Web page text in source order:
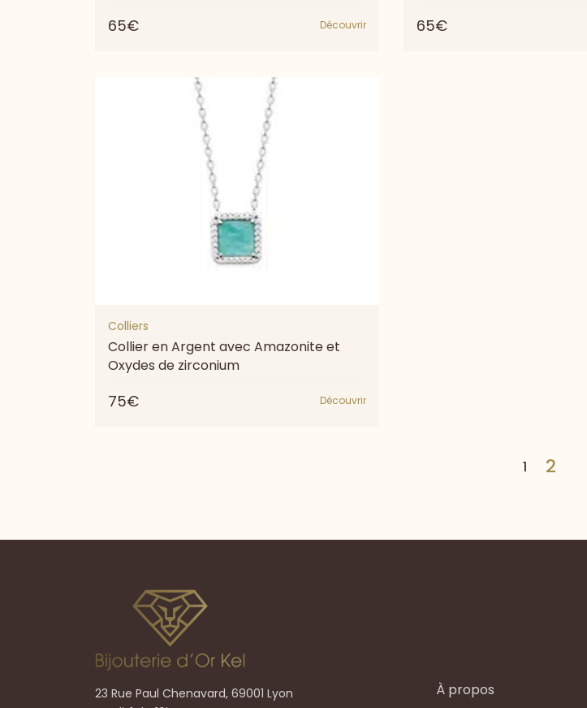
65€ Découvrir 65€
Colliers
Collier en Argent avec Amazonite et
Oxydes de zirconium
75€ Découvrir
1 2
23 Rue Paul Chenavard, 69001 Lyon
À propos